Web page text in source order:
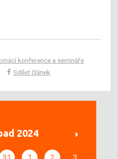
konference a semináře
Sdílet článek
2024